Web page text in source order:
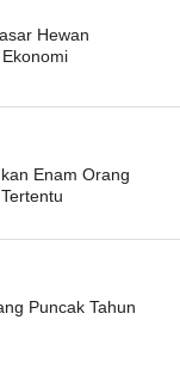
Hewan
Enam Orang
Puncak Tahun